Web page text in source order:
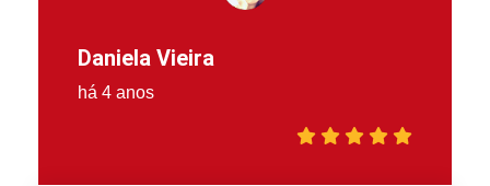
Daniela Vieira
há 4 anos